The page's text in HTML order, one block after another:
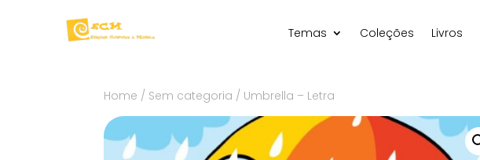
Temas Coleções Livros
Home / Sem categoria / Umbrella – Letra